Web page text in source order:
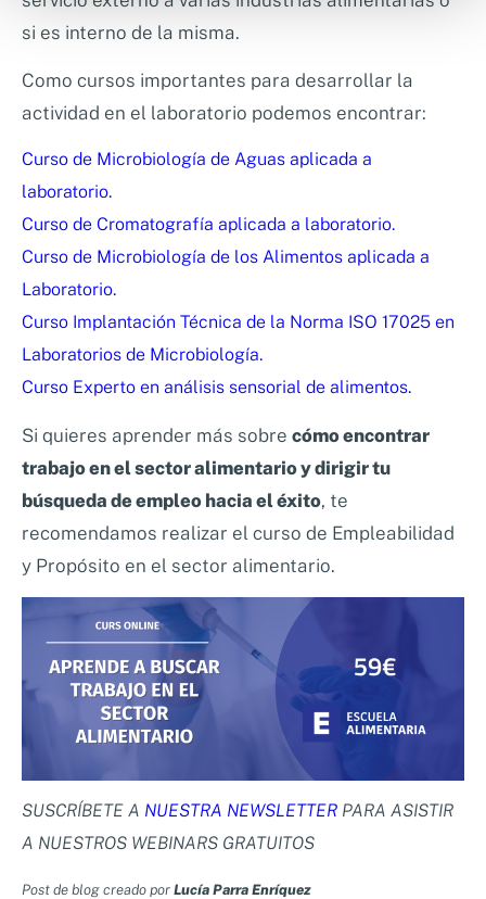
si es interno de la misma.
Como cursos importantes para desarrollar la
actividad en el laboratorio podemos encontrar:
Curso de Microbiología de Aguas aplicada a
laboratorio.
Curso de Cromatografía aplicada a laboratorio.
Curso de Microbiología de los Alimentos aplicada a
Laboratorio.
Curso Implantación Técnica de la Norma ISO 17025 en
Laboratorios de Microbiología.
Curso Experto en análisis sensorial de alimentos.
Si quieres aprender más sobre cómo encontrar
trabajo en el sector alimentario y dirigir tu
búsqueda de empleo hacia el éxito, te
recomendamos realizar el curso de Empleabilidad
y Propósito en el sector alimentario.
SUSCRÍBETE A NUESTRA NEWSLETTER PARA ASISTIR
A NUESTROS WEBINARS GRATUITOS
Post de blog creado por Lucía Parra Enríquez